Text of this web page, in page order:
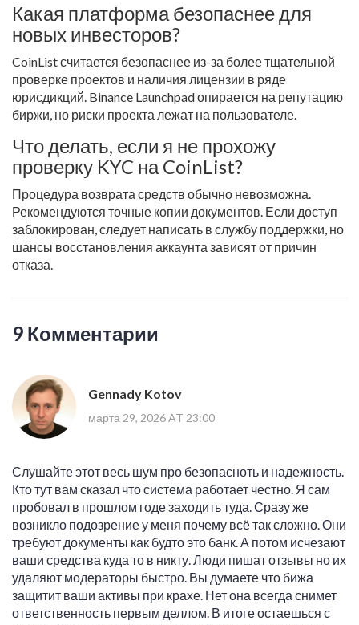
Какая платформа безопаснее для
новых инвесторов?
CoinList считается безопаснее из-за более тщательной
проверке проектов и наличия лицензии в ряде
юрисдикций. Binance Launchpad опирается на репутацию
биржи, но риски проекта лежат на пользователе.
Что делать, если я не прохожу
проверку KYC на CoinList?
Процедура возврата средств обычно невозможна.
Рекомендуются точные копии документов. Если доступ
заблокирован, следует написать в службу поддержки, но
шансы восстановления аккаунта зависят от причин
отказа.
9 Комментарии
Gennady Kotov
марта 29, 2026 AT 23:00
Слушайте этот весь шум про безопасноть и надежность.
Кто тут вам сказал что система работает честно. Я сам
пробовал в прошлом годе заходить туда. Сразу же
возникло подозрение у меня почему всё так сложно. Они
требуют документы как будто это банк. А потом исчезают
ваши средства куда то в никту. Люди пишат отзывы но их
удаляют модераторы быстро. Вы думаете что бижа
защитит ваши активы при крахе. Нет она всегда снимет
ответственность первым деллом. В итоге остаешься с